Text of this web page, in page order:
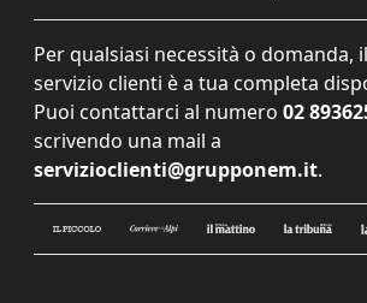
Per qualsiasi necessità o domanda,
servizio clienti è a tua completa
Puoi contattarci al numero 02
scrivendo una mail a
servizioclienti@grupponem.it.